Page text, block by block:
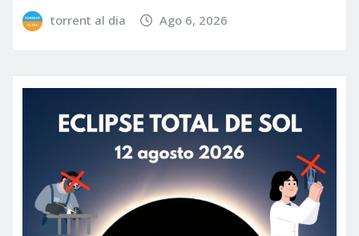
torrent al dia Ago 6, 2026